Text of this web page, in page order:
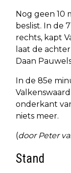
Nog geen 10
beslist. In de
rechts, kapt
laat de
Daan
In de 85e
onderkant
niets meer.
(door Peter
Stand